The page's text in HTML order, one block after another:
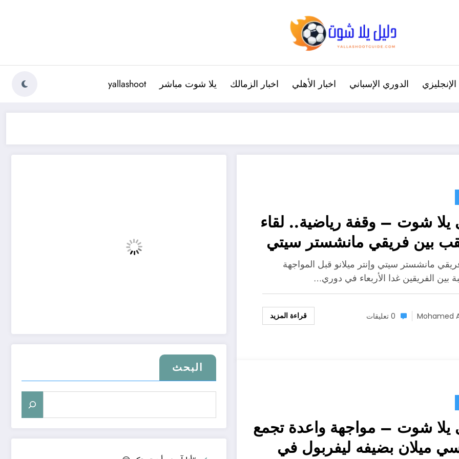
الدوري الإسباني اخبار الأهلي اخبار الزمالك يلا شوت مباشر yallashoot
يلا شوت – وقفة رياضية.. لقاء
بين فريقي مانشستر سيتي
مانشستر سيتي وإنتر ميلانو قبل المواجهة
بين الفريقين غدا الأربعاء في دوري…
Mohamed 0 تعليقات قراءة المزيد
يلا شوت – مواجهة واعدة تجمع
ميلان بضيفه ليفربول في
البحث